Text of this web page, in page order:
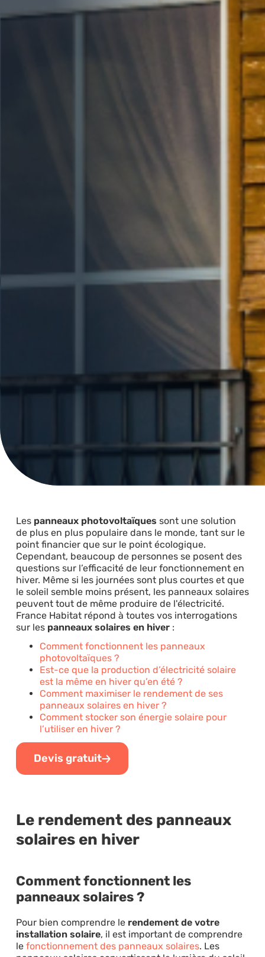
Les panneaux photovoltaïques sont une solution
de plus en plus populaire dans le monde, tant sur le
point financier que sur le point écologique.
Cependant, beaucoup de personnes se posent des
questions sur l’efficacité de leur fonctionnement en
hiver. Même si les journées sont plus courtes et que
le soleil semble moins présent, les panneaux solaires
peuvent tout de même produire de l'électricité.
France Habitat répond à toutes vos interrogations
sur les panneaux solaires en hiver:
Comment fonctionnent les panneaux
photovoltaïques ?
Est-ce que la production d’électricité solaire
est la même en hiver qu’en été ?
Comment maximiser le rendement de ses
panneaux solaires en hiver ?
Comment stocker son énergie solaire pour
l’utiliser en hiver ?
Devis gratuit
Le rendement des panneaux
solaires en hiver
Comment fonctionnent les
panneaux solaires ?
Pour bien comprendre le rendement de votre
installation solaire, il est important de comprendre
le fonctionnement des panneaux solaires. Les